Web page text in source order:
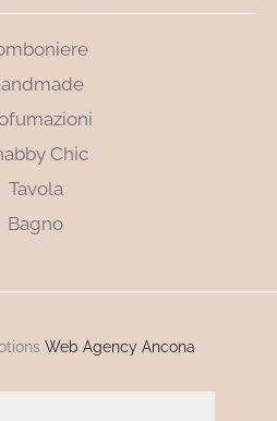
Chic
Tavola
Bagno
Web Agency Ancona